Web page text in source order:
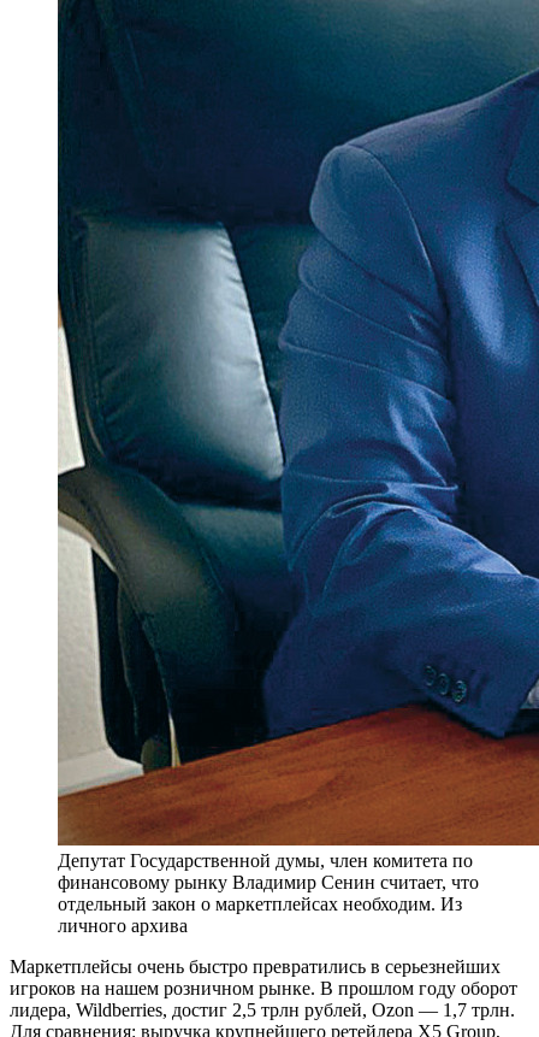
Депутат Государственной думы, член комитета по
финансовому рынку Владимир Сенин считает, что
отдельный закон о маркетплейсах необходим. Из
личного архива
Маркетплейсы очень быстро превратились в серьезнейших
игроков на нашем розничном рынке. В прошлом году оборот
лидера, Wildberries, достиг 2,5 трлн рублей, Ozon — 1,7 трлн.
Для сравнения: выручка крупнейшего ретейлера X5 Group,